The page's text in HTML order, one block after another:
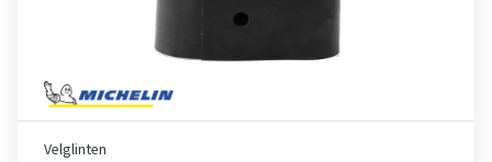
Velglinten